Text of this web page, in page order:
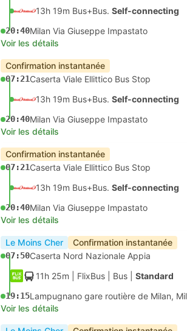
13h 19m Bus+Bus. Self-connecting
20:40Milan Via Giuseppe Impastato
Voir les détails
Confirmation instantanée
07:21Caserta Viale Ellittico Bus Stop
13h 19m Bus+Bus. Self-connecting
20:40Milan Via Giuseppe Impastato
Voir les détails
Confirmation instantanée
07:21Caserta Viale Ellittico Bus Stop
13h 19m Bus+Bus. Self-connecting
20:40Milan Via Giuseppe Impastato
Voir les détails
Le Moins Cher Confirmation instantanée
07:50Caserta Nord Nazionale Appia
11h 25m | FlixBus Bus Standard
19:15
Voir les détails